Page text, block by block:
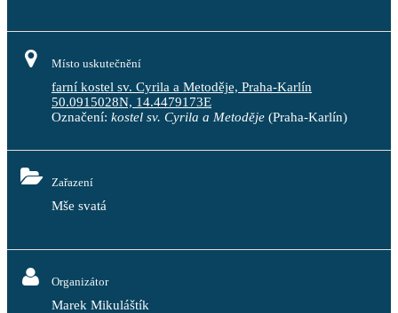
Místo uskutečnění
farní kostel sv. Cyrila a Metoděje, Praha-Karlín
50.0915028N, 14.4479173E
Označení: kostel sv. Cyrila a Metoděje (Praha-Karlín)
Zařazení
Mše svatá
Organizátor
Marek Mikuláštík